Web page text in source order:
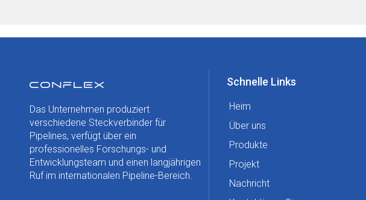
Das Unternehmen produziert
verschiedene Steckverbinder für
Pipelines, verfügt über ein
professionelles Forschungs- und
Entwicklungsteam und einen langjährigen
Ruf im internationalen Pipeline-Bereich.
Schnelle Links
Heim
Über uns
Produkte
Projekt
Nachricht